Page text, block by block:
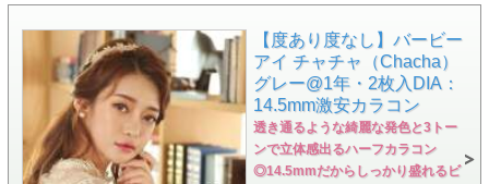
【度あり度なし】バービー
アイ チャチャ（Chacha）
グレー@1年・2枚入DIA：
14.5mm激安カラコン
透き通るような綺麗な発色と3トー
ンで立体感出るハーフカラコン
◎14.5mmだからしっかり盛れるビ